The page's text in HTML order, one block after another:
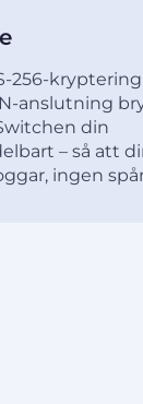
256-
anslutning
din
– så att
ingen